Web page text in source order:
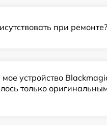
при ремонте?
мое устройство
только